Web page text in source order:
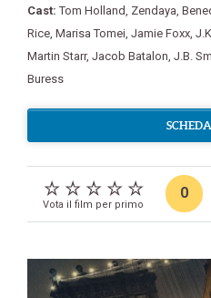
Cast:Tom Holland, Zendaya,
Rice, Marisa Tomei, Jamie Foxx,
Martin Starr, Jacob Batalon, J.B.
Buress
Vota il film per primo
0